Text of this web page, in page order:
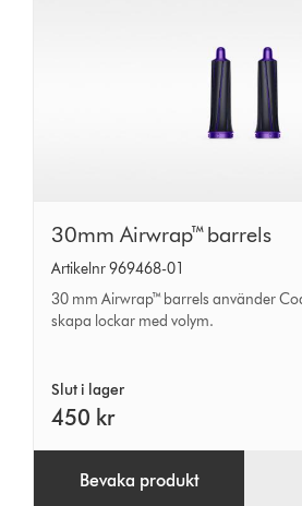
30mm
Airwrap™
barrels
30mm Airwrap™ barrels
Artikelnr 969468-01
30 mm Airwrap™ barrels använder
skapa lockar med volym.
Slut i lager
450 kr
Bevaka produkt